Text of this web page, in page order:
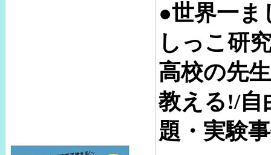
●世界一ま
しっこ研
高校の先
教える!/自
題・実験